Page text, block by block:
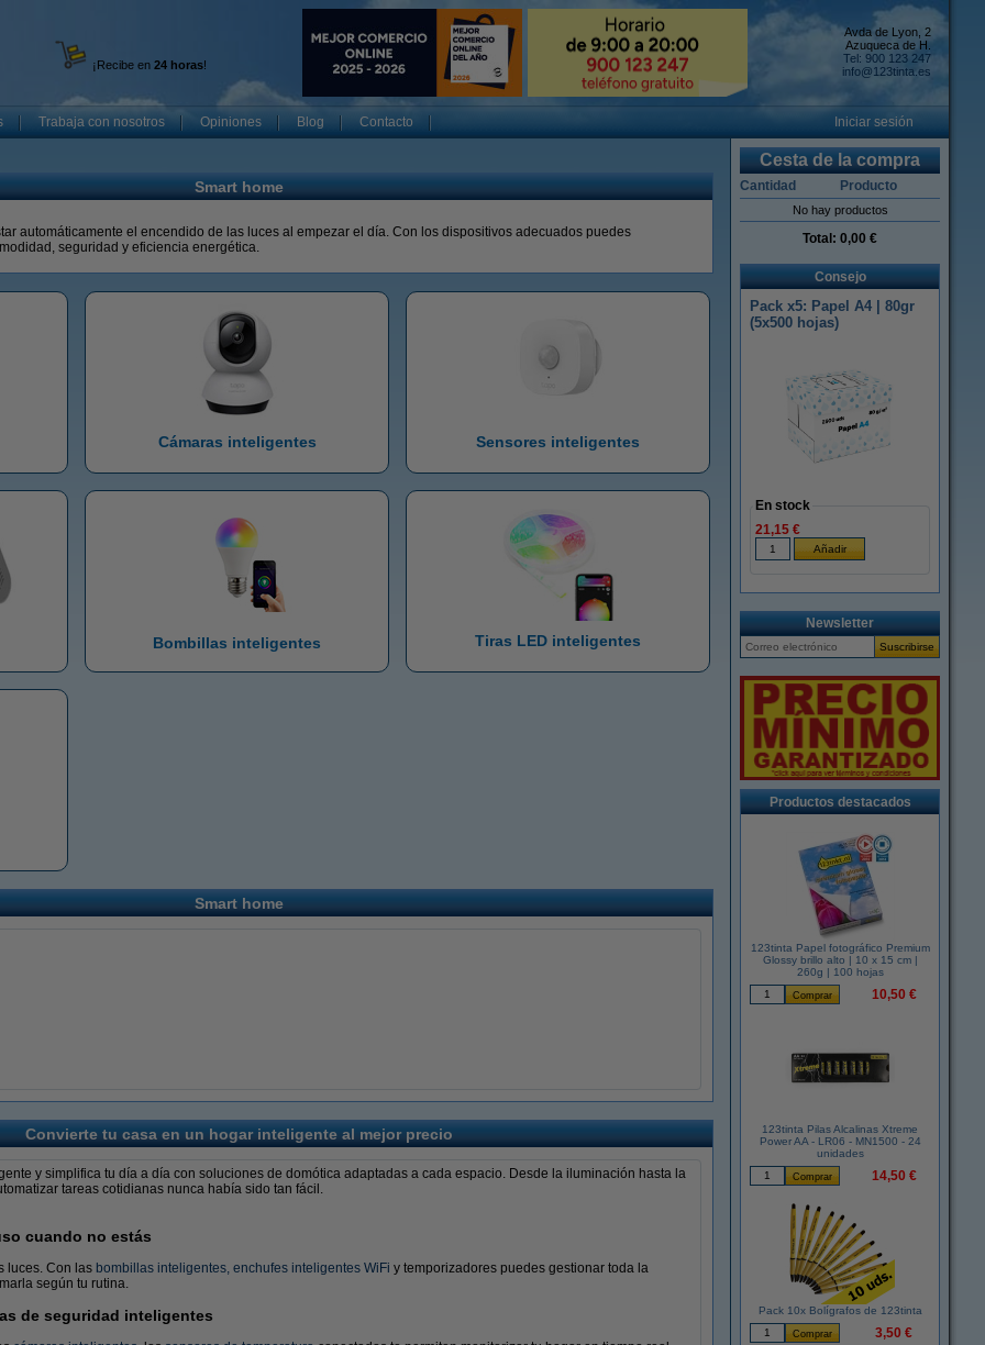
¡Recibe en 24 horas!
Avda de Lyon, 2
Azuqueca de H.
Tel: 900 123 247
info@123tinta.es
Trabaja con nosotros Opiniones Blog Contacto Iniciar sesión
Smart home
automáticamente el encendido de las luces al empezar el día. Con los dispositivos adecuados puedes
seguridad y eficiencia energética.
Cámaras inteligentes Sensores inteligentes
Bombillas inteligentes Tiras LED inteligentes
Smart home
Convierte tu casa en un hogar inteligente al mejor precio
y simplifica tu día a día con soluciones de domótica adaptadas a cada espacio. Desde la iluminación hasta la
tareas cotidianas nunca había sido tan fácil.
cuando no estás
luces. Con las bombillas inteligentes, enchufes inteligentes WiFi y temporizadores puedes gestionar toda la
según tu rutina.
de seguridad inteligentes
Cesta de la compra
Cantidad Producto
No hay productos
Total: 0,00 €
Consejo
Pack x5: Papel A4 | 80gr
(5x500 hojas)
En stock
21,15 €
Newsletter
Productos destacados
123tinta Papel fotográfico Premium
Glossy brillo alto | 10 x 15 cm |
260g | 100 hojas
10,50 €
123tinta Pilas Alcalinas Xtreme
Power AA - LR06 - MN1500 - 24
unidades
14,50 €
Pack 10x Bolígrafos de 123tinta
3,50 €